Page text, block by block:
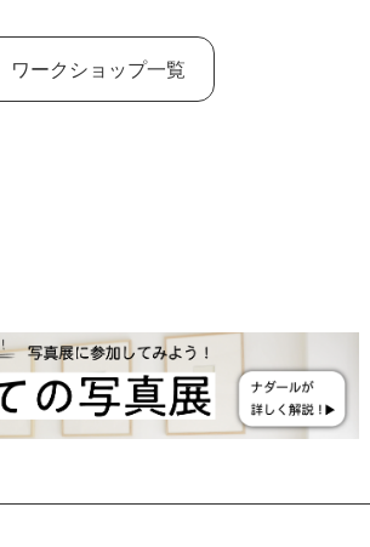
ワークショップ一覧